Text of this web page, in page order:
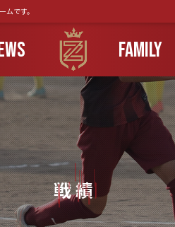
です。
FAMILY
戦 績